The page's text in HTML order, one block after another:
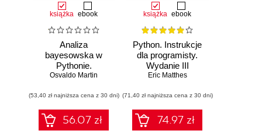
książka ebook
Analiza
bayesowska w
Pythonie.
Praktyczny
modelowaniu
probabilistycznym.
Wydanie III
Osvaldo Martin
(53,40 zł najniższa cena z 30 dni)
56.07 zł
książka ebook
Python. Instrukcje
dla programisty.
Wydanie III
Eric Matthes
(71,40 zł najniższa cena z 30 dni)
74.97 zł